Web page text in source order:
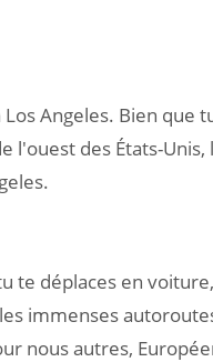
Angeles. Bien que
l'ouest des États-
te déplaces en
immenses
nous autres,